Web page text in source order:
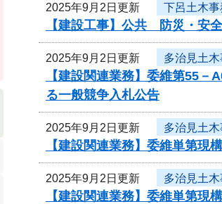
2025年9月2日更新 下呂土木
【建設工事】公共 防災・安
2025年9月2日更新 多治見土
【建設関連業務】委維第55
る一般競争入札公告
2025年9月2日更新 多治見土
【建設関連業務】委維単第
2025年9月2日更新 多治見土
【建設関連業務】委維単第